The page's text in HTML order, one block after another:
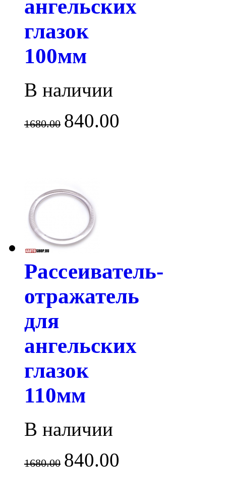
ангельских
глазок
100мм
В наличии
1680.00 840.00
Рассеиватель-
отражатель
для
ангельских
глазок
110мм
В наличии
1680.00 840.00